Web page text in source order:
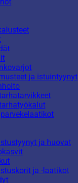
ja istuintyynyt
ja huovat
ja -laatikot